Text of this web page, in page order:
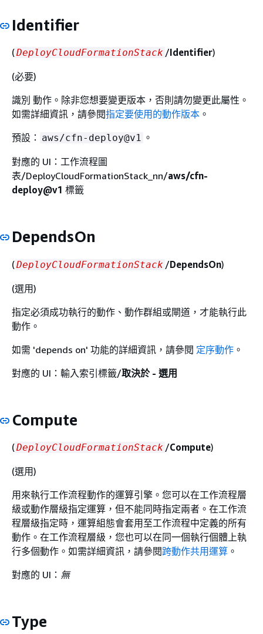
Identifier
(DeployCloudFormationStack /Identifier)
(必要)
識別 動作。除非您想要變更版本，否則請勿變更此屬性。
如需詳細資訊，請參閱指定要使用的動作版本 。
預設： aws/cfn-deploy@v1 。
對應的 UI：工作流程圖
表/DeployCloudFormationStack_nn/aws/cfn-
deploy@v1 標籤
DependsOn
(DeployCloudFormationStack /DependsOn)
(選用)
指定必須成功執行的動作、動作群組或閘道，才能執行此
動作。
如需 'depends on' 功能的詳細資訊，請參閱 定序動作 。
對應的 UI：輸入索引標籤/取決於 - 選用
Compute
(DeployCloudFormationStack /Compute)
(選用)
用來執行工作流程動作的運算引擎。您可以在工作流程層
級或動作層級指定運算，但不能同時指定兩者。在工作流
程層級指定時，運算組態會套用至工作流程中定義的所有
動作。在工作流程層級，您也可以在同一個執行個體上執
行多個動作。如需詳細資訊，請參閱跨動作共用運算 。
對應的 UI： 無
Type